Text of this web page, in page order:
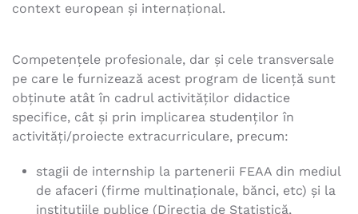
context european şi internaţional.
Competenţele profesionale, dar şi cele transversale
pe care le furnizează acest program de licenţă sunt
obţinute atât în cadrul activităţilor didactice
specifice, cât şi prin implicarea studenţilor în
activități/proiecte extracurriculare, precum:
stagii de internship la partenerii FEAA din mediul
de afaceri (firme multinaţionale, bănci, etc) şi la
instituţiile publice (Direcţia de Statistică,